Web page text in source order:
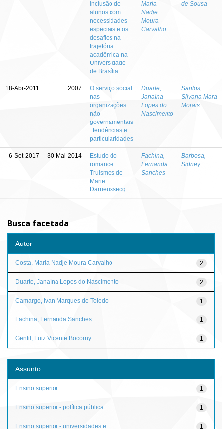
inclusão de
alunos com
necessidades
especiais e os
desafios na
trajetória
acadêmica na
Universidade
de Brasília
Maria
Nadje
Moura
Carvalho
de Sousa
18-Abr-2011 2007
O serviço social
nas
organizações
não-
governamentais
: tendências e
particularidades
Duarte,
Janaína
Lopes do
Nascimento
Santos,
Silvana Mara
Morais
6-Set-2017 30-Mai-2014
Estudo do
romance
Truismes de
Marie
Darrieussecq
Fachina,
Fernanda
Sanches
Barbosa,
Sidney
Busca facetada
Autor
2
Costa, Maria Nadje Moura Carvalho
2
Duarte, Janaína Lopes do Nascimento
1
Camargo, Ivan Marques de Toledo
1
Fachina, Fernanda Sanches
1
Gentil, Luiz Vicente Bocorny
Assunto
1
Ensino superior
1
Ensino superior - política pública
1
Ensino superior - universidades e...